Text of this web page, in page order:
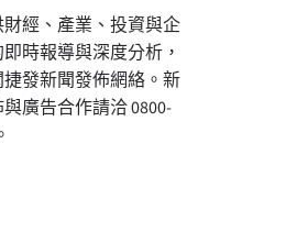
經、產業、投資與企
時報導與深度分析，
發新聞發佈網絡。新
廣告合作請洽 0800-